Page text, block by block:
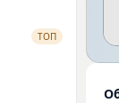
ТОП